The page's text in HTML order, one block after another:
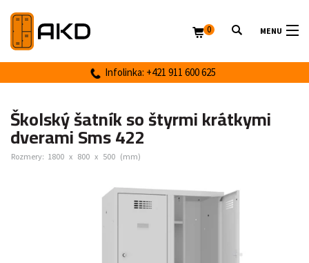
MENU
Infolinka: +421 911 600 625
0
Školský šatník so štyrmi krátkymi
dverami Sms 422
Rozmery: 1800 x 800 x 500 (mm)